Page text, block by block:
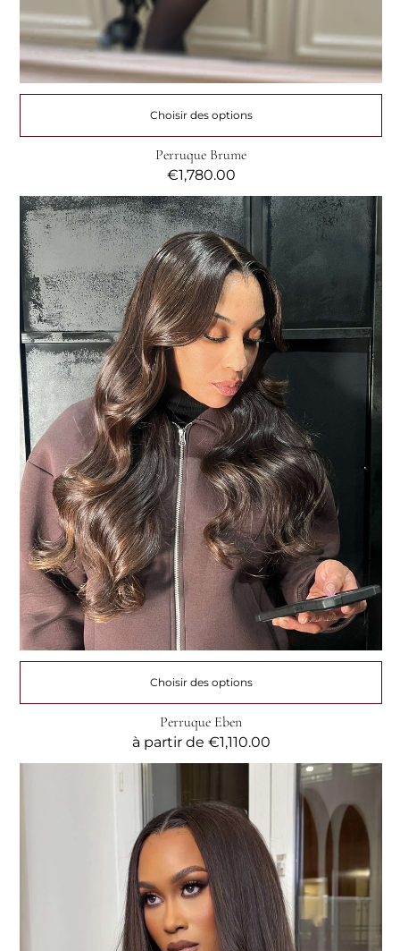
Choisir des options
Perruque Brume
Prix
habituel
€1,780.00
Choisir des options
Perruque Eben
Prix
à partir de €1,110.00